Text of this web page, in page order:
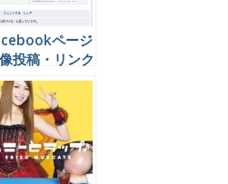
ページ
投稿・リンク
どっちが効
る？？